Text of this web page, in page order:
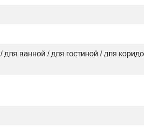
ванной / для гостиной / для